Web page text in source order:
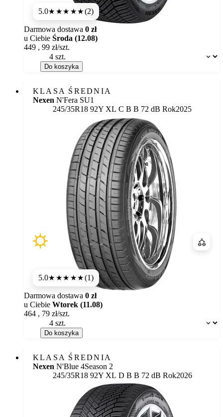
5.0★★★★★(2)
Dostępność:
Darmowa dostawa 0 zł
u Ciebie Środa (12.08)
449 , 99 zł/szt.
Do koszyka
KLASA ŚREDNIA
Nexen N'Fera SU1
245/35R18 92Y XL Etykieta:
C B B 72 dB Rok2025
5.0★★★★★(1)
Dostępność:
Darmowa dostawa 0 zł
u Ciebie Wtorek (11.08)
464 , 79 zł/szt.
Do koszyka
KLASA ŚREDNIA
Nexen N'Blue 4Season 2
245/35R18 92Y XL Etykieta:
D B B 72 dB Rok2026